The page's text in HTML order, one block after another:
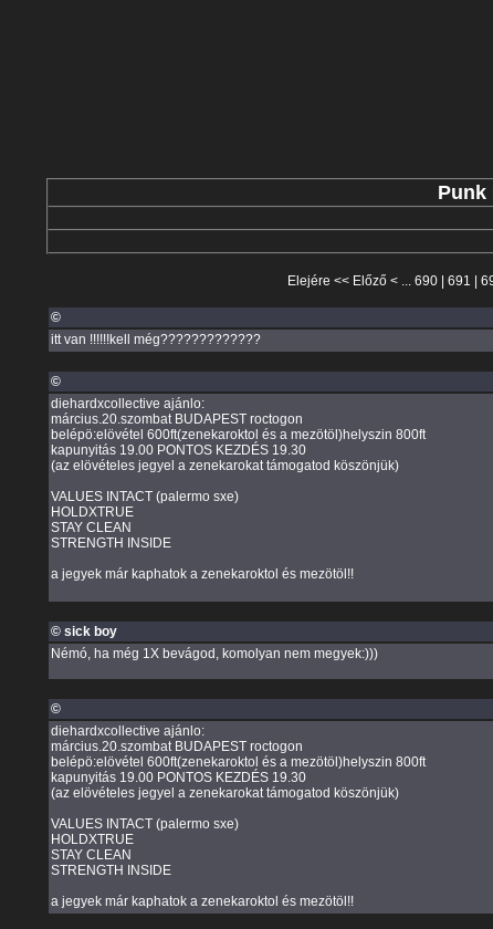
Punk
Elejére << Előző < ... 690 691
©
itt van !!!!!!kell még?????????????
©
diehardxcollective ajánlo:
március.20.szombat BUDAPEST roctogon
belépö:elövétel 600ft(zenekaroktol és a mezötöl)helyszin 800ft
kapunyitás 19.00 PONTOS KEZDÉS 19.30
(az elövételes jegyel a zenekarokat támogatod köszönjük)
VALUES INTACT (palermo sxe)
HOLDXTRUE
STAY CLEAN
STRENGTH INSIDE
a jegyek már kaphatok a zenekaroktol és mezötöl!!
© sick boy
Némó, ha még 1X bevágod, komolyan nem megyek:)))
©
diehardxcollective ajánlo:
március.20.szombat BUDAPEST roctogon
belépö:elövétel 600ft(zenekaroktol és a mezötöl)helyszin 800ft
kapunyitás 19.00 PONTOS KEZDÉS 19.30
(az elövételes jegyel a zenekarokat támogatod köszönjük)
VALUES INTACT (palermo sxe)
HOLDXTRUE
STAY CLEAN
STRENGTH INSIDE
a jegyek már kaphatok a zenekaroktol és mezötöl!!